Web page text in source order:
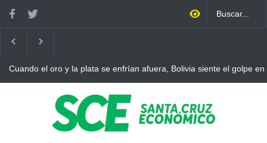
Cuando el oro y la plata se enfrían afuera, Bolivia siente el golpe en